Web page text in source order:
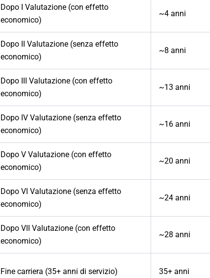
Dopo I Valutazione (con effetto
economico)
~4 anni
Dopo II Valutazione (senza effetto
economico)
~8 anni
Dopo III Valutazione (con effetto
economico)
~13 anni
Dopo IV Valutazione (senza effetto
economico)
~16 anni
Dopo V Valutazione (con effetto
economico)
~20 anni
Dopo VI Valutazione (senza effetto
economico)
~24 anni
Dopo VII Valutazione (con effetto
economico)
~28 anni
Fine carriera (35+ anni di servizio) 35+ anni